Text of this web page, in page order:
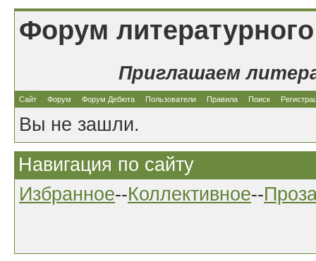
Форум
Приглашаем
Сайт Форум Форум Дебюта Пользователи Правила Поиск
Вы не зашли.
Навигация по сайту
Избранное--Коллективное--